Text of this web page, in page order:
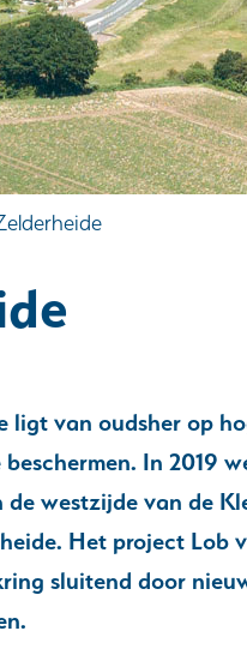
ligt van oudsher op
In 2019
westzijde van de
Het project Lob
sluitend door